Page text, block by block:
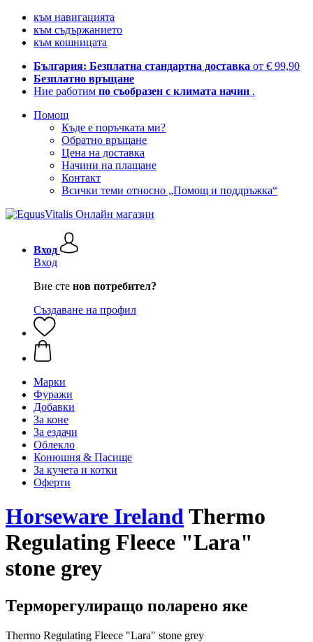
към навигацията
към съдържанието
към кошницата
България: Безплатна стандартна доставка от € 99,90
Безплатно връщане
Ние работим по съобразен с климата начин .
Помощ
Къде е поръчката ми?
Обратно връщане
Цена на доставка
Начини на плащане
Контакт
Всички теми относно „Помощ и поддръжка“
Вход
Вход
Вие сте нов потребител?
Създаване на профил
Марки
Фуражи
Добавки
За коне
За ездачи
Облекло
Конюшня & Пасище
За кучета и котки
Оферти
Horseware IrelandThermo
Regulating Fleece "Lara"
stone grey
Терморегулиращо поларено яке
Thermo Regulating Fleece "Lara" stone grey